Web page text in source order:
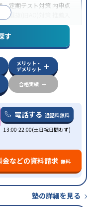
・定期テスト対策 内申点
型選抜(旧AO)対策
振替可能
を利用オンライン対応1
す
メリット・
デメリット
合格実績
電話する 通話料無料
13:00-22:00(土日祝日問わず)
金などの資料請求 無料
塾の詳細を見る